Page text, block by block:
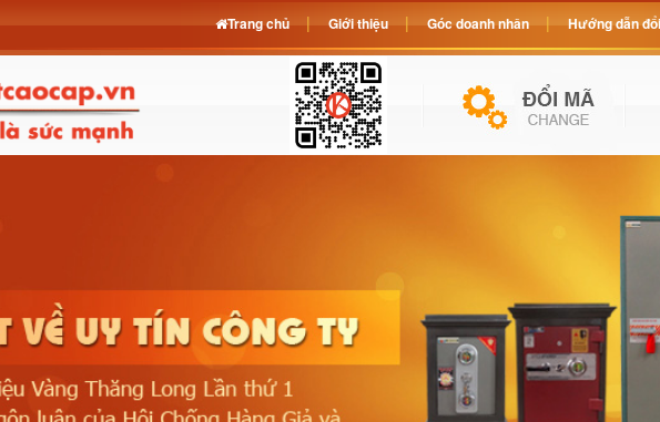
Trang chủ Giới thiệu Góc doanh nhân Hướng dẫn